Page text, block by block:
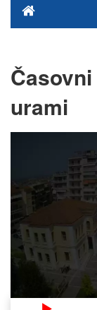
urami